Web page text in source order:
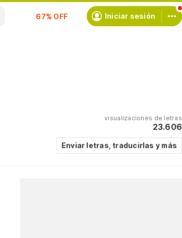
Suscríbete Iniciar sesión
visualizaciones de letras
23.606
Enviar letras, traducirlas y más